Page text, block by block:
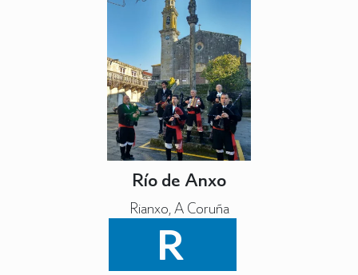
Río de Anxo
Rianxo, A Coruña
R